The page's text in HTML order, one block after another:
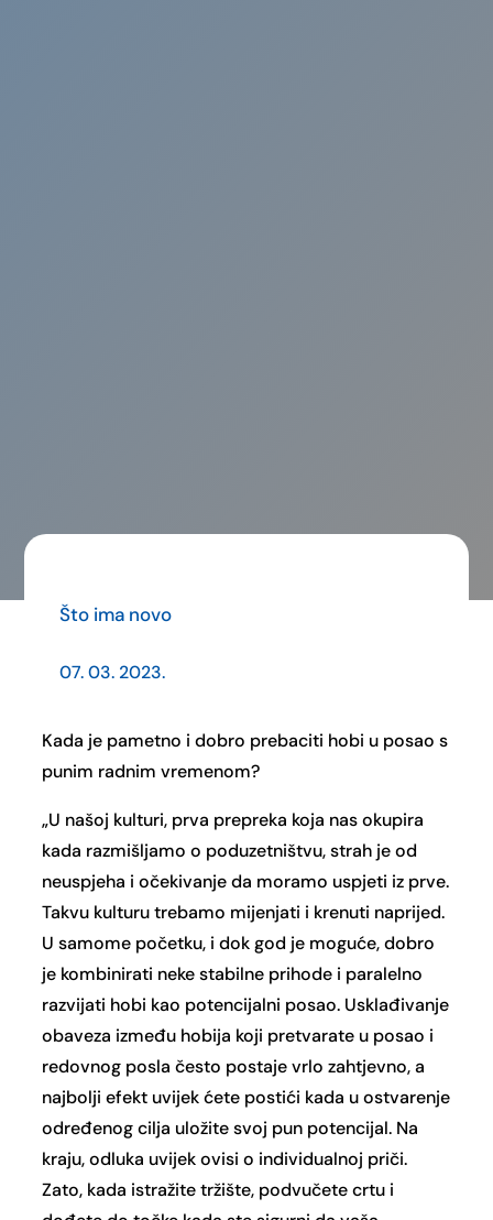
Što ima novo
07. 03. 2023.
Kada je pametno i dobro prebaciti hobi u posao s
punim radnim vremenom?
„U našoj kulturi, prva prepreka koja nas okupira
kada razmišljamo o poduzetništvu, strah je od
neuspjeha i očekivanje da moramo uspjeti iz prve.
Takvu kulturu trebamo mijenjati i krenuti naprijed.
U samome početku, i dok god je moguće, dobro
je kombinirati neke stabilne prihode i paralelno
razvijati hobi kao potencijalni posao. Usklađivanje
obaveza između hobija koji pretvarate u posao i
redovnog posla često postaje vrlo zahtjevno, a
najbolji efekt uvijek ćete postići kada u ostvarenje
određenog cilja uložite svoj pun potencijal. Na
kraju, odluka uvijek ovisi o individualnoj priči.
Zato, kada istražite tržište, podvučete crtu i